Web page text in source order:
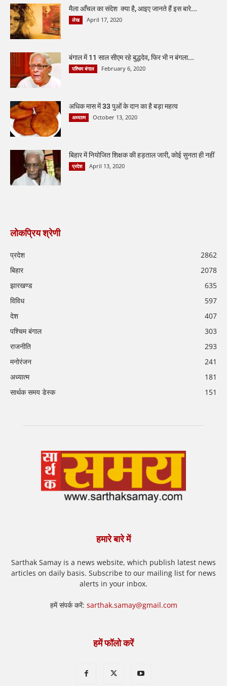
मैला आँचल का संदेश क्या है, आइए जानते हैं इस बारे...
लेख April 17, 2020
बंगाल में 11 साल सीएम रहे बुद्धदेव, फिर भी न बंगला...
पश्चिम बंगाल February 6, 2020
अधिक मास में 33 पुओं के दान का है बड़ा महत्व
अध्यात्म October 13, 2020
बिहार में नियोजित शिक्षक की हड़ताल जारी, कोई सुनता ही नहीं
प्रदेश April 13, 2020
लोकप्रिय श्रेणी
प्रदेश
2862
बिहार
2078
झारखण्ड
635
विविध
597
देश
407
पश्चिम बंगाल
303
राजनीति
293
मनोरंजन
241
अध्यात्म
181
सार्थक समय डेस्क
151
हमारे बारे में
Sarthak Samay is a news website, which publish latest news
articles on daily basis. Subscribe to our mailing list for news
alerts in your inbox.
हमें संपर्क करें: sarthak.samay@gmail.com
हमें फॉलो करें